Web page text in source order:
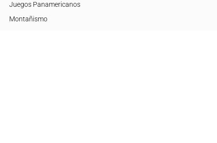
Juegos Panamericanos
Montañismo